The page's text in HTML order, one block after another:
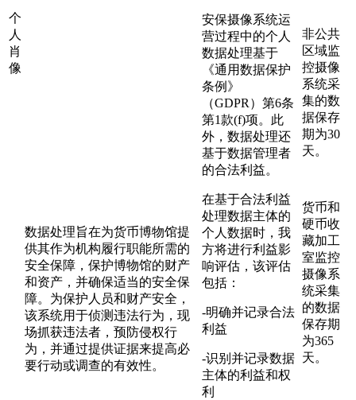
个
人
肖
像
数据处理旨在为货币博物馆提
供其作为机构履行职能所需的
安全保障，保护博物馆的财产
和资产，并确保适当的安全保
障。为保护人员和财产安全，
该系统用于侦测违法行为，现
场抓获违法者，预防侵权行
为，并通过提供证据来提高必
要行动或调查的有效性。
安保摄像系统运
营过程中的个人
数据处理基于
《通用数据保护
条例》
（GDPR）第6条
第1款(f)项。此
外，数据处理还
基于数据管理者
的合法利益。
在基于合法利益
处理数据主体的
个人数据时，我
方将进行利益影
响评估，该评估
包括：
-明确并记录合法
利益
-识别并记录数据
主体的利益和权
利
非公共
区域监
控摄像
系统采
集的数
据保存
期为30
天。
货币和
硬币收
藏加工
室监控
摄像系
统采集
的数据
保存期
为365
天。